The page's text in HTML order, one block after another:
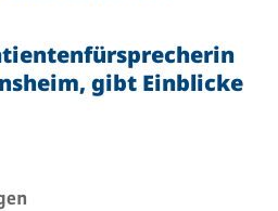
gibt Einblicke